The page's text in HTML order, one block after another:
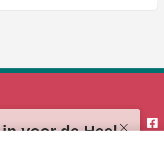
voor de Heel
SERVICE
Volg